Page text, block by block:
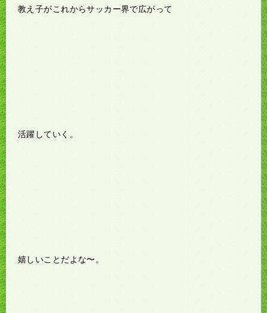
教え子がこれからサッカー界で広がって
活躍していく。
嬉しいことだよな〜。